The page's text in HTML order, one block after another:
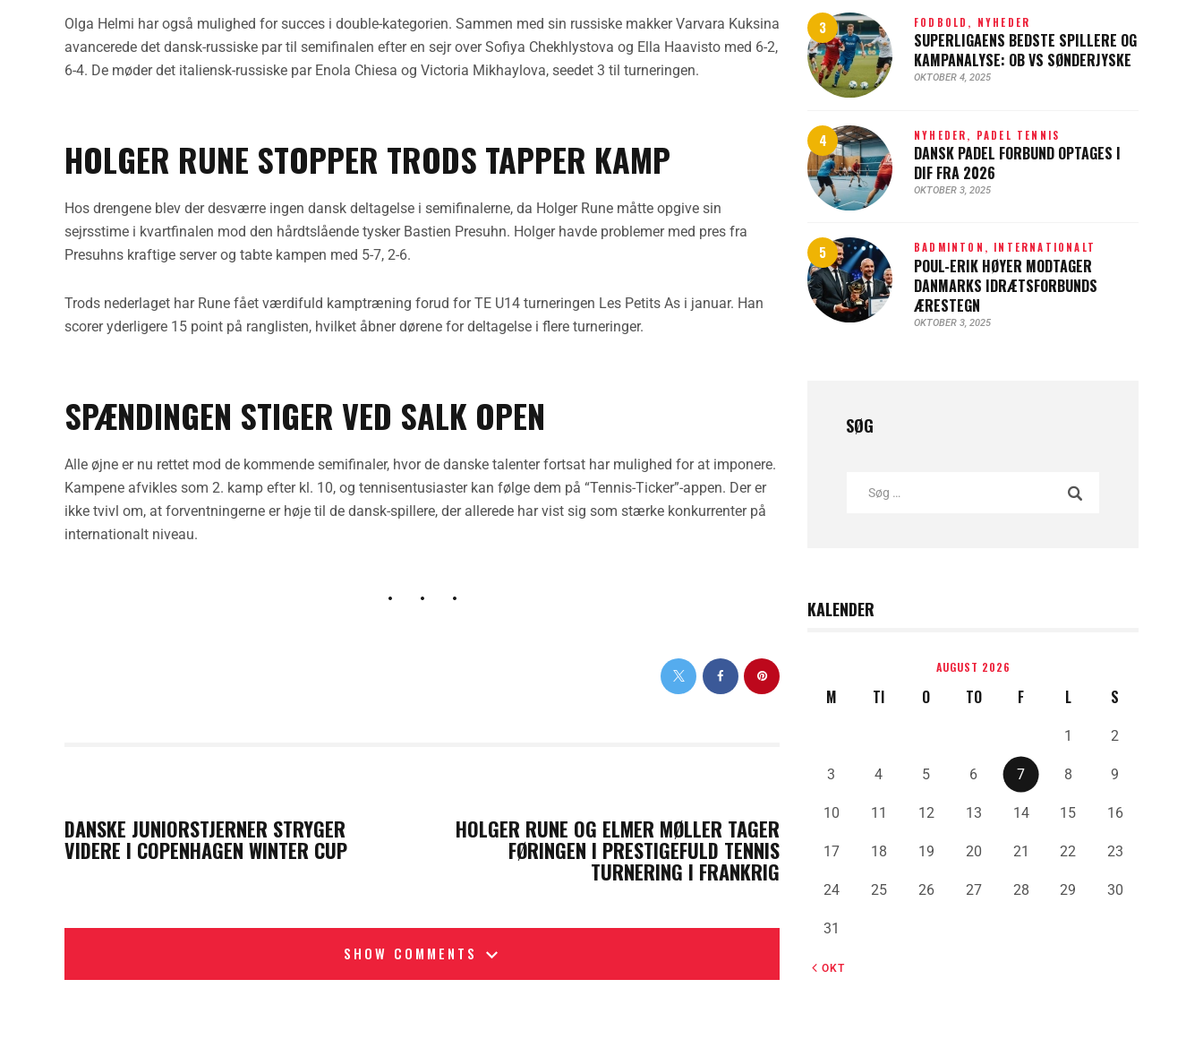
Olga Helmi har også mulighed for succes i double-kategorien. Sammen med sin russiske makker Varvara Kuksina
avancerede det dansk-russiske par til semifinalen efter en sejr over Sofiya Chekhlystova og Ella Haavisto med 6-2,
6-4. De møder det italiensk-russiske par Enola Chiesa og Victoria Mikhaylova, seedet 3 til turneringen.
HOLGER RUNE STOPPER TRODS TAPPER KAMP
Hos drengene blev der desværre ingen dansk deltagelse i semifinalerne, da Holger Rune måtte opgive sin
sejrsstime i kvartfinalen mod den hårdtslående tysker Bastien Presuhn. Holger havde problemer med pres fra
Presuhns kraftige server og tabte kampen med 5-7, 2-6.
Trods nederlaget har Rune fået værdifuld kamptræning forud for TE U14 turneringen Les Petits As i januar. Han
scorer yderligere 15 point på ranglisten, hvilket åbner dørene for deltagelse i flere turneringer.
SPÆNDINGEN STIGER VED SALK OPEN
Alle øjne er nu rettet mod de kommende semifinaler, hvor de danske talenter fortsat har mulighed for at imponere.
Kampene afvikles som 2. kamp efter kl. 10, og tennisentusiaster kan følge dem på “Tennis-Ticker”-appen. Der er
ikke tvivl om, at forventningerne er høje til de dansk-spillere, der allerede har vist sig som stærke konkurrenter på
internationalt niveau.
DANSKE JUNIORSTJERNER STRYGER
VIDERE I COPENHAGEN WINTER CUP
HOLGER RUNE OG ELMER MØLLER TAGER
FØRINGEN I PRESTIGEFULD TENNIS
TURNERING I FRANKRIG
SHOW COMMENTS
FODBOLD, NYHEDER
SUPERLIGAENS BEDSTE SPILLERE OG
KAMPANALYSE: OB VS SØNDERJYSKE
OKTOBER 4, 2025
NYHEDER, PADEL TENNIS
DANSK PADEL FORBUND OPTAGES I
DIF FRA 2026
OKTOBER 3, 2025
BADMINTON, INTERNATIONALT
POUL-ERIK HØYER MODTAGER
DANMARKS IDRÆTSFORBUNDS
ÆRESTEGN
OKTOBER 3, 2025
SØG
KALENDER
AUGUST 2026
M TI O TO F L S
1 2
3 4 5 6 7 8 9
10 11 12 13 14 15 16
17 18 19 20 21 22 23
24 25 26 27 28 29 30
31
« OKT